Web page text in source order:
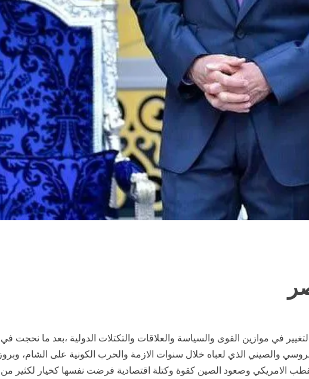
في موازين القوى والسياسة والعلاقات والتكتلات الدولية ،بعد ما نحجت في
والصيني الذي لعباه خلال سنوات الازمة والحرب الكونية على الشام، وبروز
الامريكي وصعود الصين كقوة وكتلة اقتصادية فرضت نفسها كخيار لكثير من